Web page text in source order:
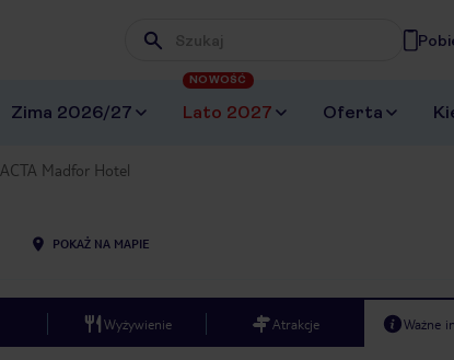
Wpisz frazę, której szukasz
Zima 2026/27 Lato 2027
NOWOŚĆ
Oferta
ACTA Madfor Hotel
POKAŻ NA MAPIE
Wyżywienie Atrakcje Ważne